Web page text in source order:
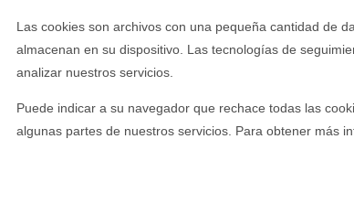
Las cookies son archivos con una pequeña cantidad de
almacenan en su dispositivo. Las tecnologías de
analizar nuestros servicios.
Puede indicar a su navegador que rechace todas las
algunas partes de nuestros servicios. Para obtener más